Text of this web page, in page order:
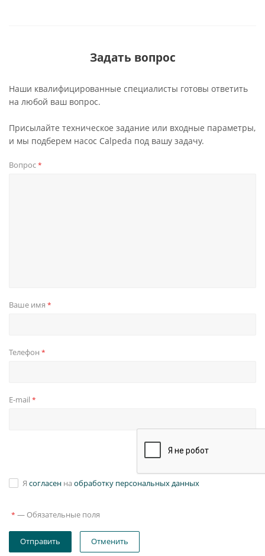
Задать вопрос
Наши квалифицированные специалисты готовы ответить
на любой ваш вопрос.
Присылайте техническое задание или входные параметры,
и мы подберем насос Calpeda под вашу задачу.
Вопрос*
Ваше имя *
Телефон *
E-mail *
Я согласен на обработку персональных данных
* — Обязательные поля
Отправить Отменить